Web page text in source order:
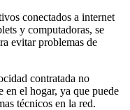
conectados a internet
y computadoras, se
evitar problemas de
contratada no
en el hogar, ya que puede
técnicos en la red.